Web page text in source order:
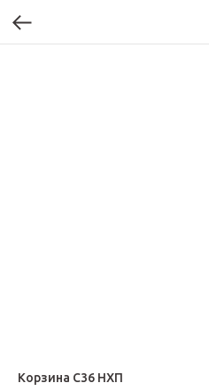
Корзина С36 НХП